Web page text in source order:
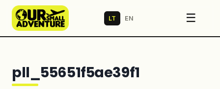
LT EN ☰
pll_55651f5ae39f1